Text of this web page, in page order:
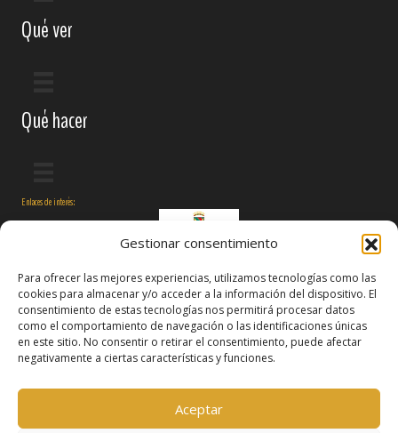
Gestionar consentimiento
Para ofrecer las mejores experiencias, utilizamos tecnologías como las
cookies para almacenar y/o acceder a la información del dispositivo. El
consentimiento de estas tecnologías nos permitirá procesar datos
como el comportamiento de navegación o las identificaciones únicas
en este sitio. No consentir o retirar el consentimiento, puede afectar
negativamente a ciertas características y funciones.
Aceptar
Qué ver
Qué hacer
Enlaces de interés:
Síguenos en: